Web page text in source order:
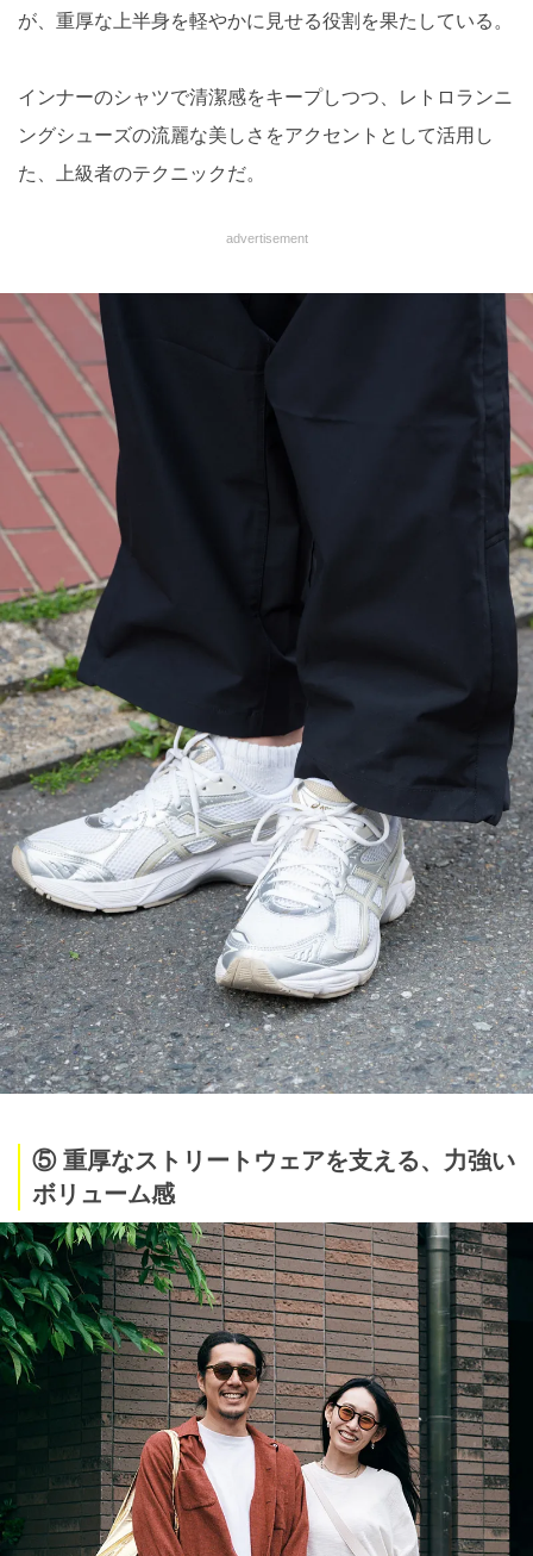
が、重厚な上半身を軽やかに見せる役割を果たしている。
インナーのシャツで清潔感をキープしつつ、レトロランニ
ングシューズの流麗な美しさをアクセントとして活用し
た、上級者のテクニックだ。
advertisement
⑤ 重厚なストリートウェアを支える、力強い
ボリューム感